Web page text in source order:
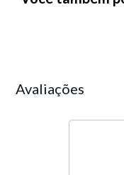
Avaliações